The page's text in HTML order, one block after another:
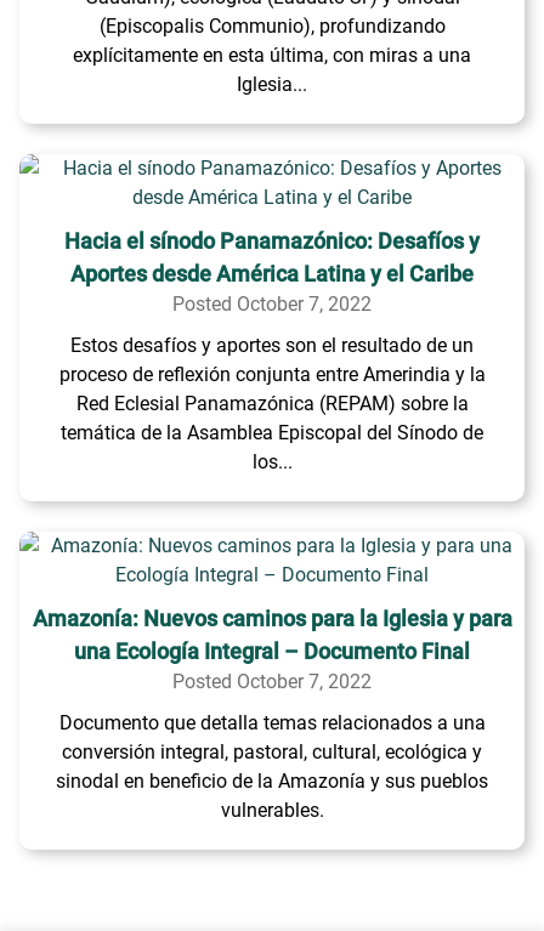
(Episcopalis Communio), profundizando
explícitamente en esta última, con miras a una
Iglesia...
Hacia el sínodo Panamazónico: Desafíos y
Aportes desde América Latina y el Caribe
Posted October 7, 2022
Estos desafíos y aportes son el resultado de un
proceso de reflexión conjunta entre Amerindia y la
Red Eclesial Panamazónica (REPAM) sobre la
temática de la Asamblea Episcopal del Sínodo de
los...
Amazonía: Nuevos caminos para la Iglesia y para
una Ecología Integral – Documento Final
Posted October 7, 2022
Documento que detalla temas relacionados a una
conversión integral, pastoral, cultural, ecológica y
sinodal en beneficio de la Amazonía y sus pueblos
vulnerables.